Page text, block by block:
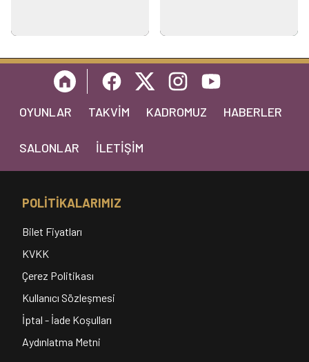
OYUNLAR TAKVIM KADROMUZ HABERLER
SALONLAR İLETIŞIM
POLİTİKALARIMIZ
Bilet Fiyatları
KVKK
Çerez Politikası
Kullanıcı Sözleşmesi
İptal - İade Koşulları
Aydınlatma Metni